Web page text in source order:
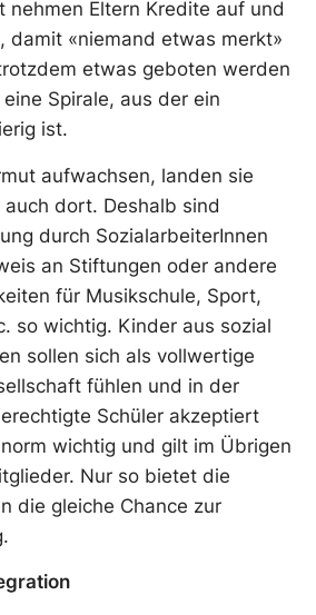
nehmen Eltern Kredite auf und
damit «niemand etwas merkt»
etwas geboten werden
Spirale, aus der ein
ist.
aufwachsen, landen sie
dort. Deshalb sind
durch SozialarbeiterInnen
an Stiftungen oder andere
für Musikschule, Sport,
so wichtig. Kinder aus sozial
sollen sich als vollwertige
fühlen und in der
Schüler akzeptiert
wichtig und gilt im Übrigen
Nur so bietet die
die gleiche Chance zur